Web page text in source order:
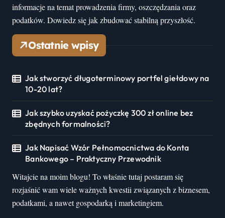
informacje na temat prowadzenia firmy, oszczędzania oraz
podatków. Dowiedz się jak zbudować stabilną przyszłość.
Ostatnie wpisy
Jak stworzyć długoterminowy portfel giełdowy na
10-20 lat?
Jak szybko uzyskać pożyczkę 300 zł online bez
zbędnych formalności?
Jak Napisać Wzór Pełnomocnictwa do Konta
Bankowego – Praktyczny Przewodnik
Witajcie na moim blogu! To właśnie tutaj postaram się
rozjaśnić wam wiele ważnych kwestii związanych z biznesem,
podatkami, a nawet gospodarką i marketingiem.